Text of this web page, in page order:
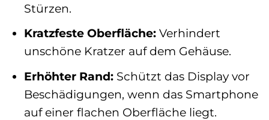
Stürzen.
Kratzfeste Oberfläche: Verhindert
unschöne Kratzer auf dem Gehäuse.
Erhöhter Rand: Schützt das Display vor
Beschädigungen, wenn das Smartphone
auf einer flachen Oberfläche liegt.